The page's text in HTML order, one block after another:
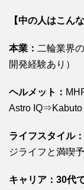
【中の人はこんな
本業： 二輪業界
開発経験あり）
ヘルメット：
Astro
ライフスタイル
ジライフと満喫
キャリア：30代